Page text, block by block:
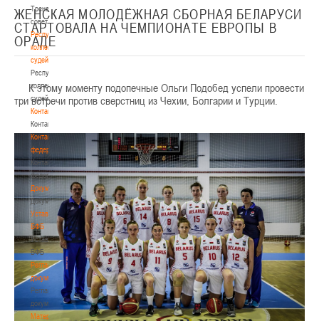
Тренерский
совет
Республиканская
коллегия
судей
Республиканская
коллегия
судей
Контакты
Контакты
Контакты
федерации
Контакты
федерации
Документы
Документы
Устав
БФБ
Устав
БФБ
Регламентирующие
документы
Регламентирующие
документы
Материалы
ЖЕНСКАЯ МОЛОДЁЖНАЯ СБОРНАЯ БЕЛАРУСИ
СТАРТОВАЛА НА ЧЕМПИОНАТЕ ЕВРОПЫ В
ОРАДЕ
К этому моменту подопечные Ольги Подобед успели провести
три встречи против сверстниц из Чехии, Болгарии и Турции.